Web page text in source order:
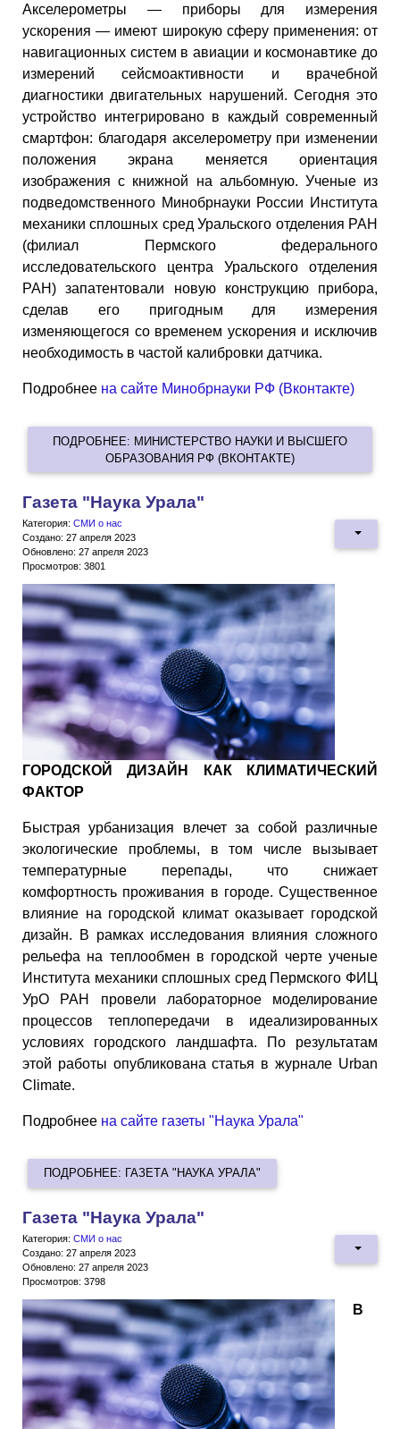
Акселерометры — приборы для измерения
ускорения — имеют широкую сферу применения: от
навигационных систем в авиации и космонавтике до
измерений сейсмоактивности и врачебной
диагностики двигательных нарушений. Сегодня это
устройство интегрировано в каждый современный
смартфон: благодаря акселерометру при изменении
положения экрана меняется ориентация
изображения с книжной на альбомную. Ученые из
подведомственного Минобрнауки России Института
механики сплошных сред Уральского отделения РАН
(филиал Пермского федерального
исследовательского центра Уральского отделения
РАН) запатентовали новую конструкцию прибора,
сделав его пригодным для измерения
изменяющегося со временем ускорения и исключив
необходимость в частой калибровки датчика.
Подробнее на сайте Минобрнауки РФ (Вконтакте)
ПОДРОБНЕЕ: МИНИСТЕРСТВО НАУКИ И ВЫСШЕГО
ОБРАЗОВАНИЯ РФ (ВКОНТАКТЕ)
Газета "Наука Урала"
Категория: СМИ о нас
Создано: 27 апреля 2023
Обновлено: 27 апреля 2023
Просмотров: 3801
ГОРОДСКОЙ ДИЗАЙН КАК КЛИМАТИЧЕСКИЙ
ФАКТОР
Быстрая урбанизация влечет за собой различные
экологические проблемы, в том числе вызывает
температурные перепады, что снижает
комфортность проживания в городе. Существенное
влияние на городской климат оказывает городской
дизайн. В рамках исследования влияния сложного
рельефа на теплообмен в городской черте ученые
Института механики сплошных сред Пермского ФИЦ
УрО РАН провели лабораторное моделирование
процессов теплопередачи в идеализированных
условиях городского ландшафта. По результатам
этой работы опубликована статья в журнале Urban
Climate.
Подробнее на сайте газеты "Наука Урала"
ПОДРОБНЕЕ: ГАЗЕТА "НАУКА УРАЛА"
Газета "Наука Урала"
Категория: СМИ о нас
Создано: 27 апреля 2023
Обновлено: 27 апреля 2023
Просмотров: 3798
В